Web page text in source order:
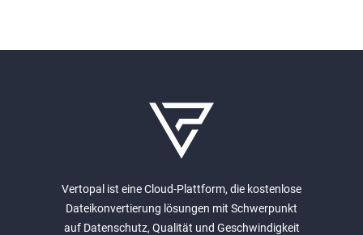
Vertopal ist eine Cloud-Plattform, die kostenlose
Dateikonvertierung lösungen mit Schwerpunkt
auf Datenschutz, Qualität und Geschwindigkeit